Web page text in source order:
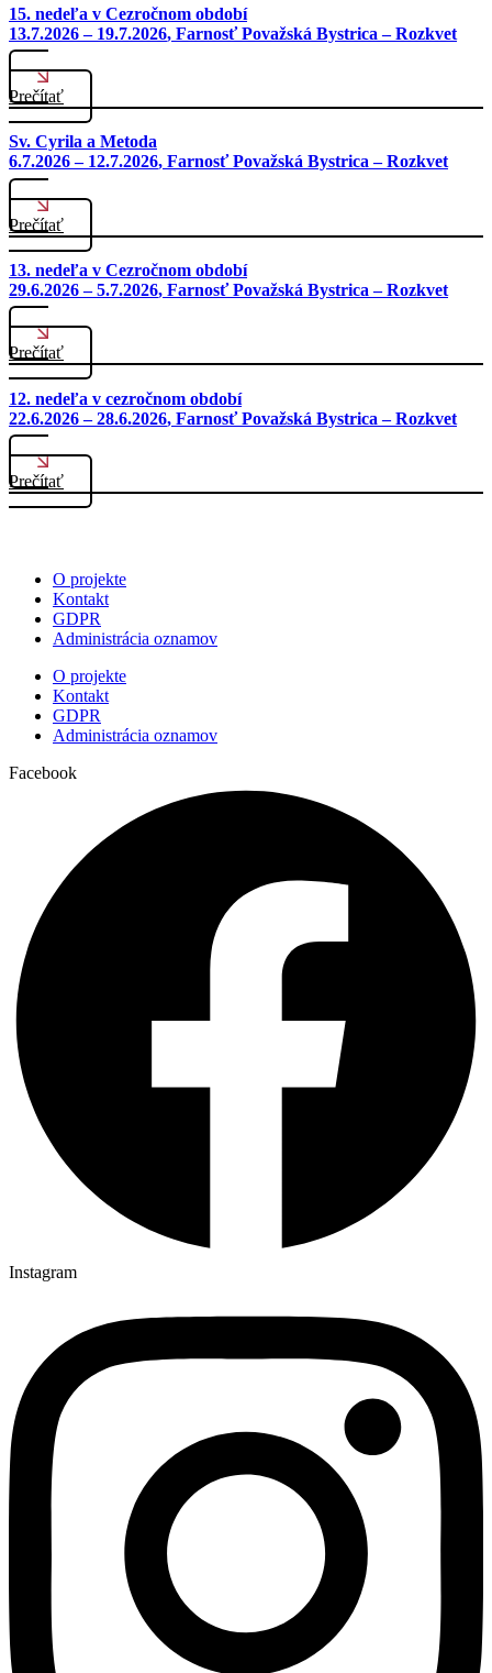
15. nedeľa v Cezročnom období
13.7.2026 – 19.7.2026, Farnosť Považská Bystrica – Rozkvet
Prečítať
Sv. Cyrila a Metoda
6.7.2026 – 12.7.2026, Farnosť Považská Bystrica – Rozkvet
Prečítať
13. nedeľa v Cezročnom období
29.6.2026 – 5.7.2026, Farnosť Považská Bystrica – Rozkvet
Prečítať
12. nedeľa v cezročnom období
22.6.2026 – 28.6.2026, Farnosť Považská Bystrica – Rozkvet
Prečítať
O projekte
Kontakt
GDPR
Administrácia oznamov
O projekte
Kontakt
GDPR
Administrácia oznamov
Facebook
Instagram